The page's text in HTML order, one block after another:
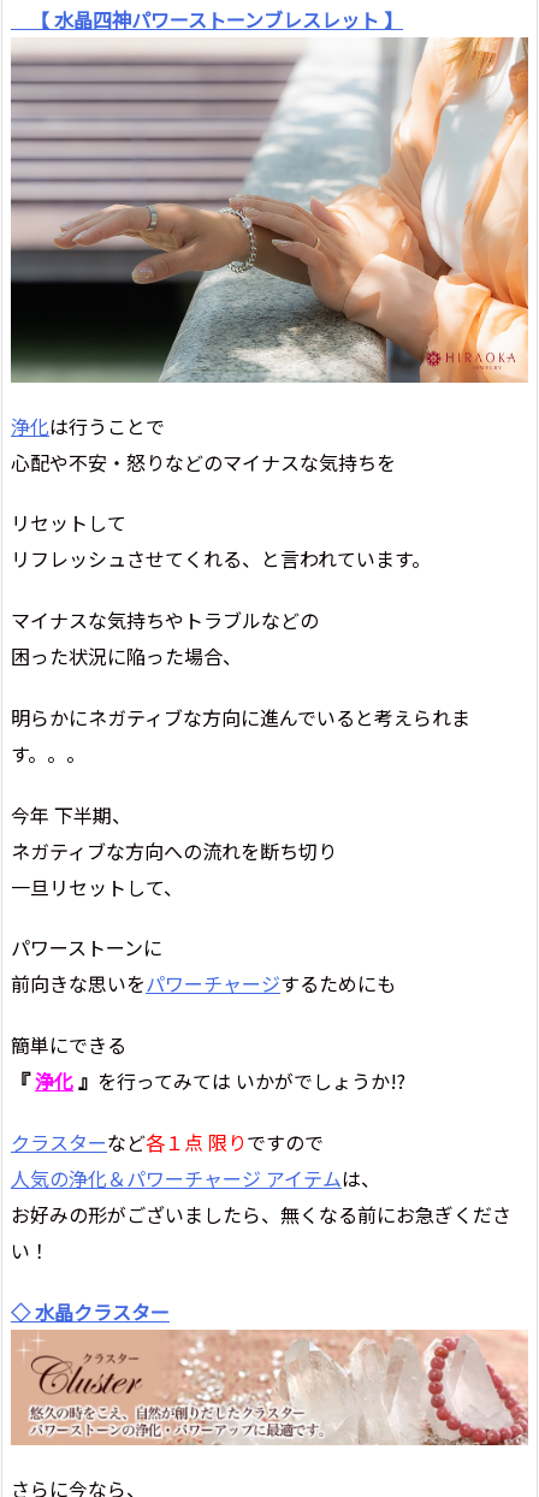
【 水晶四神パワーストーンブレスレット 】
浄化は行うことで
心配や不安・怒りなどのマイナスな気持ちを
リセットして
リフレッシュさせてくれる、と言われています。
マイナスな気持ちやトラブルなどの
困った状況に陥った場合、
明らかにネガティブな方向に進んでいると考えられま
す。。。
今年 下半期、
ネガティブな方向への流れを断ち切り
一旦リセットして、
パワーストーンに
前向きな思いをパワーチャージするためにも
簡単にできる
『浄化』 を行ってみては いかがでしょうか!?
クラスターなど各１点 限りですので
人気の浄化＆パワーチャージ アイテムは、
お好みの形がございましたら、無くなる前にお急ぎくださ
い！
◇ 水晶クラスター
さらに今なら、